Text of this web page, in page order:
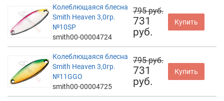
Колеблющаяся блесна
Smith Heaven 3,0гр.
№10SP
smith00-00004724
795 руб.
731
руб.
Купить
Колеблющаяся блесна
Smith Heaven 3,0гр.
№11GGO
smith00-00004725
795 руб.
731
руб.
Купить